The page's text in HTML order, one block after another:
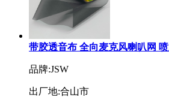
带胶透音布 全向麦克风喇叭网
品牌:JSW
出厂地:合山市